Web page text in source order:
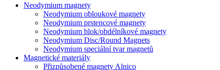
Neodymium magnety
Neodymium obloukové magnety
Neodymium prstencové magnety
Neodymium blok/obdélníkové magnety
Neodymium Disc/Round Magnets
Neodymium speciální tvar magnetů
Magnetické materiály
Přizpůsobené magnety Alnico